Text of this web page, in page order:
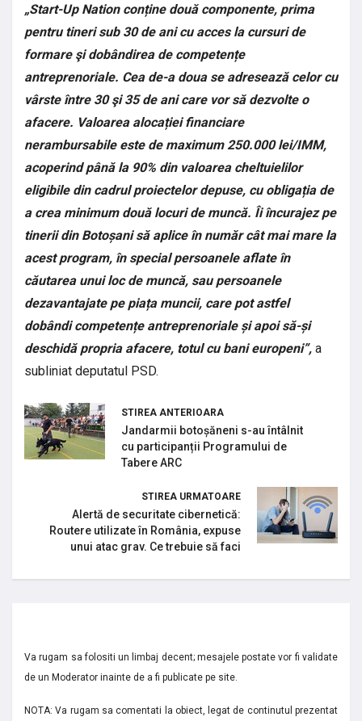
„Start-Up Nation conține două componente, prima
pentru tineri sub 30 de ani cu acces la cursuri de
formare şi dobândirea de competențe
antreprenoriale. Cea de-a doua se adresează celor cu
vârste între 30 şi 35 de ani care vor să dezvolte o
afacere. Valoarea alocației financiare
nerambursabile este de maximum 250.000 lei/IMM,
acoperind până la 90% din valoarea cheltuielilor
eligibile din cadrul proiectelor depuse, cu obligația de
a crea minimum două locuri de muncă. Îi încurajez pe
tinerii din Botoșani să aplice în număr cât mai mare la
acest program, în special persoanele aflate în
căutarea unui loc de muncă, sau persoanele
dezavantajate pe piața muncii, care pot astfel
dobândi competențe antreprenoriale și apoi să-și
deschidă propria afacere, totul cu bani europeni”, a
subliniat deputatul PSD.
STIREA ANTERIOARA
Jandarmii botoșăneni s-au întâlnit
cu participanții Programului de
Tabere ARC
STIREA URMATOARE
Alertă de securitate cibernetică:
Routere utilizate în România, expuse
unui atac grav. Ce trebuie să faci
Va rugam sa folositi un limbaj decent; mesajele postate vor fi validate
de un Moderator inainte de a fi publicate pe site.
NOTA: Va rugam sa comentati la obiect, legat de continutul prezentat